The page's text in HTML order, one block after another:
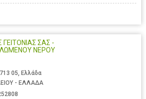
ΣΑΣ -
ΝΕΡΟΥ
05, Ελλάδα
- ΕΛΛΑΔΑ